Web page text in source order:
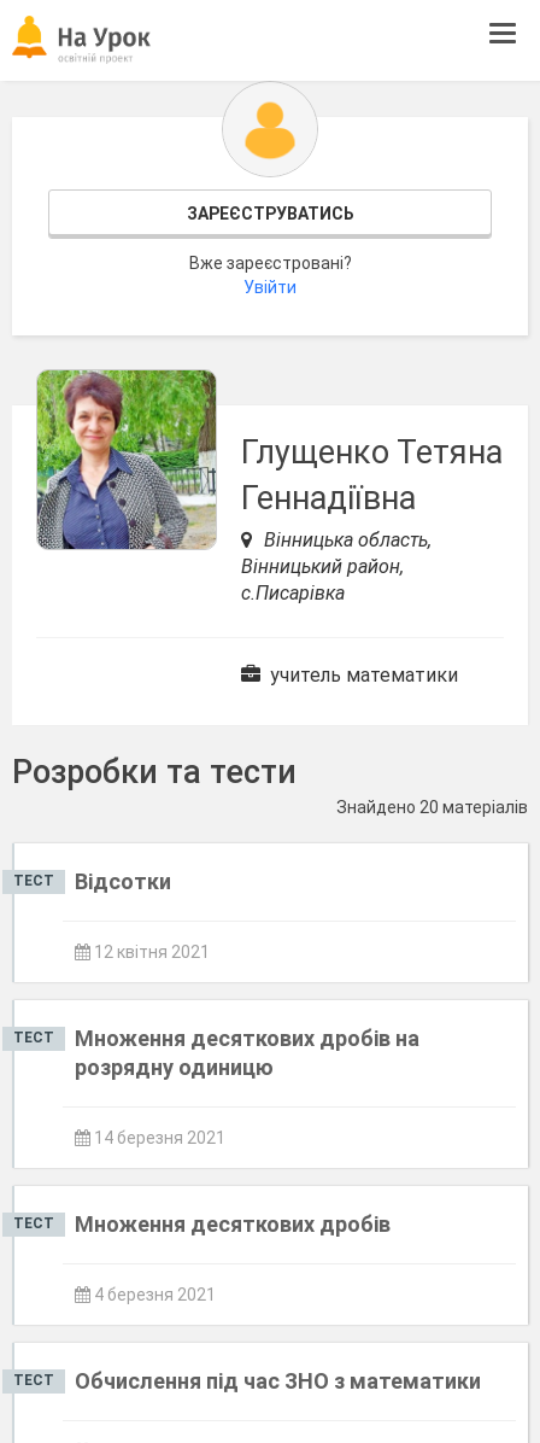
ЗАРЕЄСТРУВАТИСЬ
Вже зареєстровані?
Увійти
Глущенко Тетяна
Геннадіївна
Вінницька область,
Вінницький район,
с.Писарівка
учитель математики
Розробки та тести
Знайдено 20 матеріалів
ТЕСТ Відсотки
12 квітня 2021
ТЕСТ
Множення десяткових дробів на
розрядну одиницю
14 березня 2021
ТЕСТ Множення десяткових дробів
4 березня 2021
ТЕСТ Обчислення під час ЗНО з математики